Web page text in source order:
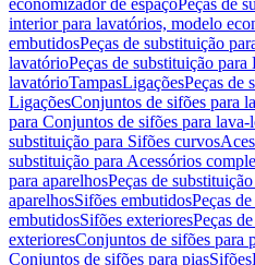
economizador de espaçoPeças de
interior para lavatórios, modelo
embutidosPeças de substituição
lavatórioPeças de substituição para
lavatórioTampasLigaçõesPeças de
LigaçõesConjuntos de sifões para
para Conjuntos de sifões para lava-
substituição para Sifões curvos
substituição para Acessórios
para aparelhosPeças de
aparelhosSifões embutidosPeças
embutidosSifões exterioresPeças
exterioresConjuntos de sifões para
Conjuntos de sifões para piasSifões